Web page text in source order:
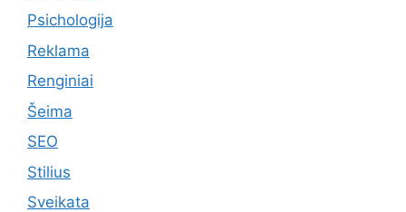
Psichologija
Reklama
Renginiai
Šeima
SEO
Stilius
Sveikata